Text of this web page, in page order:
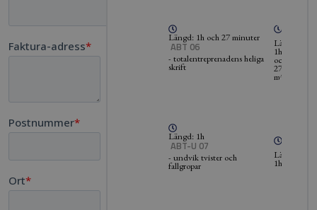
Längd: 1h och 27 minuter
ABT 06
- totalentreprenadens heliga
skrift
Längd:
1h
och
27
minuter
Längd: 1h
ABT-U 07
- undvik tvister och
fallgropar
Längd:
1h